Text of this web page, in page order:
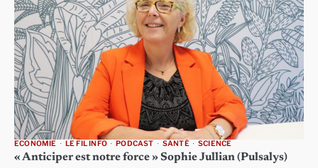
ECONOMIE LE FIL INFO PODCAST SANTÉ SCIENCE
« Anticiper est notre force » Sophie Jullian (Pulsalys)